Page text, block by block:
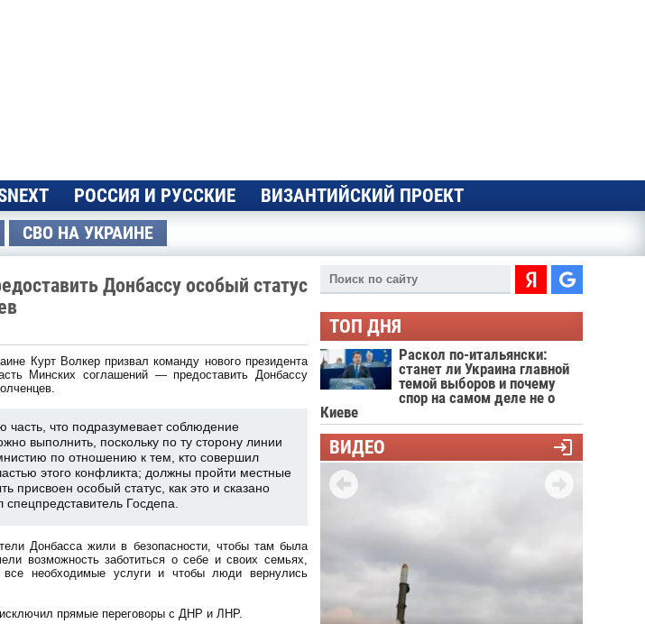
РОССИЯ И РУССКИЕ ВИЗАНТИЙСКИЙ ПРОЕКТ
СВО НА УКРАИНЕ
Донбассу особый статус
Курт Волкер призвал команду нового президента
Минских соглашений — предоставить Донбассу
что подразумевает соблюдение
выполнить, поскольку по ту сторону линии
по отношению к тем, кто совершил
этого конфликта; должны пройти местные
присвоен особый статус, как это и сказано
Госдепа.
Донбасса жили в безопасности, чтобы там была
возможность заботиться о себе и своих семьях,
все необходимые услуги и чтобы люди вернулись
прямые переговоры с ДНР и ЛНР.
ТОП ДНЯ
Раскол по-итальянски:
станет ли Украина главной
темой выборов и почему
спор на самом деле не о
Киеве
ВИДЕО